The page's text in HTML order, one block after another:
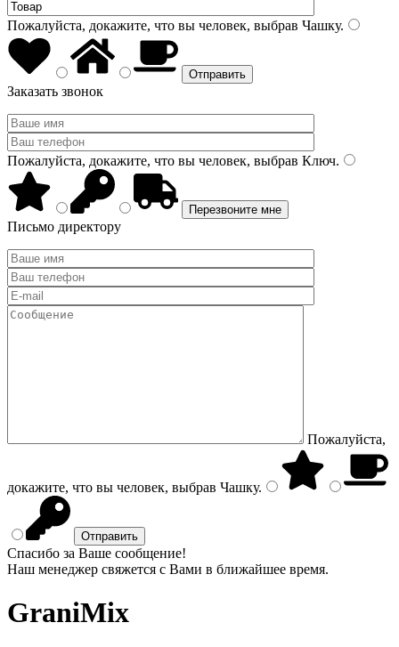
Пожалуйста, докажите, что вы человек, выбрав Чашку.
Заказать звонок
Пожалуйста, докажите, что вы человек, выбрав Ключ.
Письмо директору
Пожалуйста,
докажите, что вы человек, выбрав Чашку.
Спасибо за Ваше сообщение!
Наш менеджер свяжется с Вами в ближайшее время.
GraniMix